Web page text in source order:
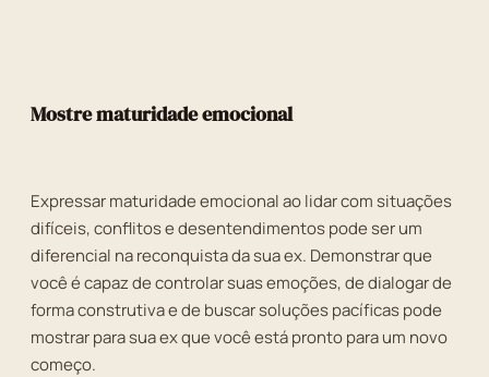
Mostre maturidade emocional
Expressar maturidade emocional ao lidar com situações
difíceis, conflitos e desentendimentos pode ser um
diferencial na reconquista da sua ex. Demonstrar que
você é capaz de controlar suas emoções, de dialogar de
forma construtiva e de buscar soluções pacíficas pode
mostrar para sua ex que você está pronto para um novo
começo.